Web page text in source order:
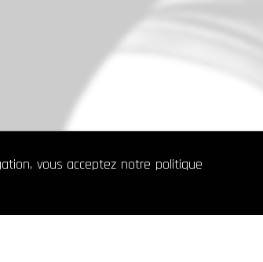
vous acceptez notre politique